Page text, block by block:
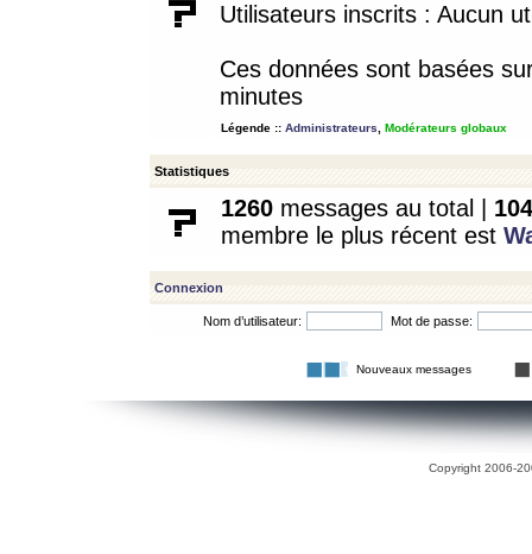
Utilisateurs inscrits : Aucun
Ces données sont basées
minutes
Légende :: Administrateurs Modérateurs globaux
Statistiques
1260 messages au total | 104
membre le plus récent est
Connexion
Nom d’utilisateur: Mot de passe:
Nouveaux messages
Copyright 2006-